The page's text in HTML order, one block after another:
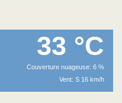
33 °C
Couverture nuageuse: 6 %
Vent: S 16 km/h